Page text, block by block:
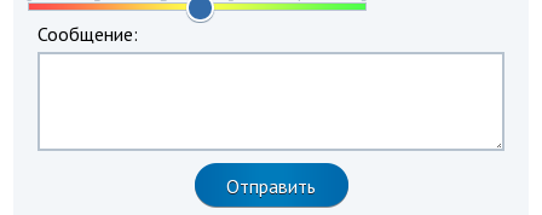
Сообщение: